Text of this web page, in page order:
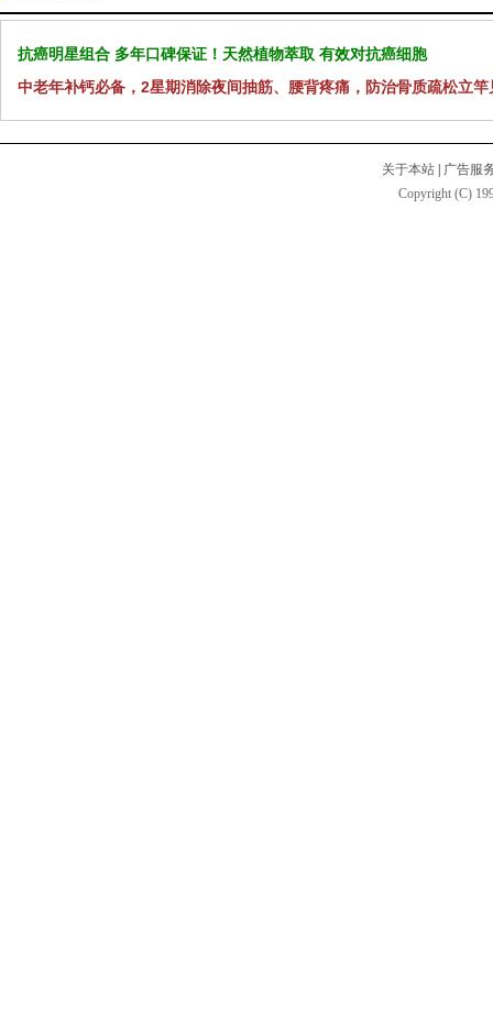
抗癌明星组合 多年口碑保证！天然植物萃取 有效对抗癌细胞
中老年补钙必备，2星期消除夜间抽筋、腰背疼痛，防治骨质疏松立竿
关于本站
广告服
Copyright (C)